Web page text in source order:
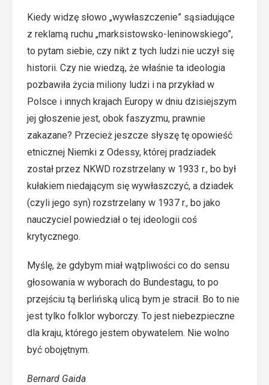
Kiedy widzę słowo „wywłaszczenie” sąsiadujące
z reklamą ruchu „marksistowsko-leninowskiego”,
to pytam siebie, czy nikt z tych ludzi nie uczył się
historii. Czy nie wiedzą, że właśnie ta ideologia
pozbawiła życia miliony ludzi i na przykład w
Polsce i innych krajach Europy w dniu dzisiejszym
jej głoszenie jest, obok faszyzmu, prawnie
zakazane? Przecież jeszcze słyszę tę opowieść
etnicznej Niemki z Odessy, której pradziadek
został przez NKWD rozstrzelany w 1933 r., bo był
kułakiem niedającym się wywłaszczyć, a dziadek
(czyli jego syn) rozstrzelany w 1937 r., bo jako
nauczyciel powiedział o tej ideologii coś
krytycznego.
Myślę, że gdybym miał wątpliwości co do sensu
głosowania w wyborach do Bundestagu, to po
przejściu tą berlińską ulicą bym je stracił. Bo to nie
jest tylko folklor wyborczy. To jest niebezpieczne
dla kraju, którego jestem obywatelem. Nie wolno
być obojętnym.
Bernard Gaida